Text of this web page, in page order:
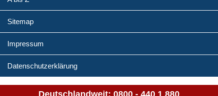
Sitemap
Impressum
Datenschutzerklärung